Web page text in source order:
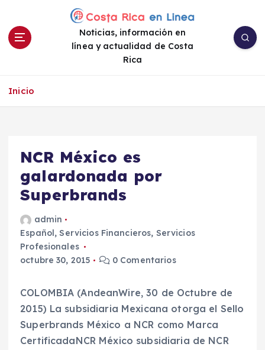
Noticias, información en
línea y actualidad de Costa
Rica
Inicio
NCR México es
galardonada por
Superbrands
admin
Español,Servicios Financieros, Servicios
Profesionales
octubre 30, 2015
0 Comentarios
COLOMBIA (AndeanWire, 30 de Octubre de
2015) La subsidiaria Mexicana otorga el Sello
Superbrands México a NCR como Marca
CertificadaNCR México subsidiaria de NCR